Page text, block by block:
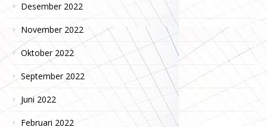
Desember 2022
November 2022
Oktober 2022
September 2022
Juni 2022
Februari 2022